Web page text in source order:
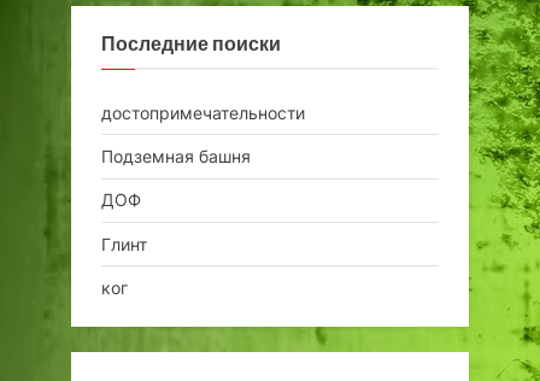
Последние поиски
достопримечательности
Подземная башня
ДОФ
Глинт
ког